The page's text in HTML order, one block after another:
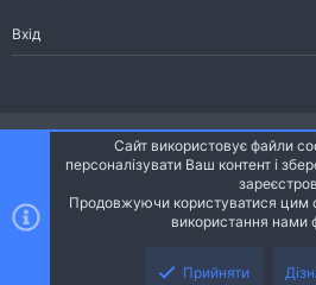
Вхід
Ніч
Українська (UA)
Community platform by XenForo® © 2010-
Community platform by XenForo © 2010-
Сайт використовує файли
персоналізувати Ваш контент і
Продовжуючи користуватися цим
використання нами
Прийняти